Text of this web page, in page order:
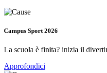
Campus Sport 2026
La scuola è finita? inizia il
Approfondici